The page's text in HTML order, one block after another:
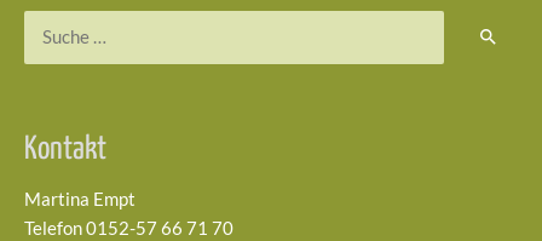
Kontakt
Martina Empt
Telefon 0152-57 66 71 70